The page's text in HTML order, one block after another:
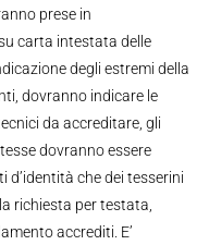
prese in
carta intestata delle
degli estremi della
dovranno indicare le
da accreditare, gli
dovranno essere
d’identità che dei tesserini
richiesta per testata,
accrediti. E’